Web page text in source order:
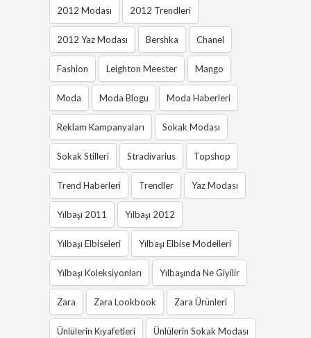
2012 Modası 2012 Trendleri
2012 Yaz Modası Bershka Chanel
Fashion Leighton Meester Mango
Moda Moda Blogu Moda Haberleri
Reklam Kampanyaları Sokak Modası
Sokak Stilleri Stradivarius Topshop
Trend Haberleri Trendler Yaz Modası
Yılbaşı 2011 Yılbaşı 2012
Yılbaşı Elbiseleri Yılbaşı Elbise Modelleri
Yılbaşı Koleksiyonları Yılbaşında Ne Giyilir
Zara Zara Lookbook Zara Ürünleri
Ünlülerin Kıyafetleri Ünlülerin Sokak Modası